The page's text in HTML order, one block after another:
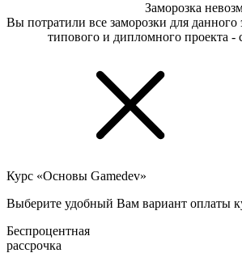
Заморозка
Вы потратили все заморозки для
типового и дипломного проекта -
Курс «Основы Gamedev»
Выберите удобный Вам вариант оплаты
Беспроцентная
рассрочка